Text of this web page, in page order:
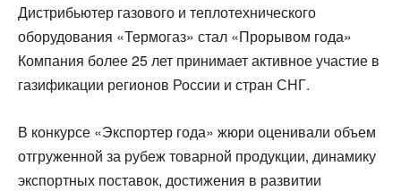
Дистрибьютер газового и теплотехнического
оборудования «Термогаз» стал «Прорывом года»
Компания более 25 лет принимает активное участие в
газификации регионов России и стран СНГ.
В конкурсе «Экспортер года» жюри оценивали объем
отгруженной за рубеж товарной продукции, динамику
экспортных поставок, достижения в развитии